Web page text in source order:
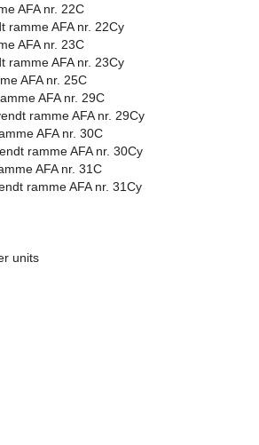
AFA nr. 22C
ramme AFA nr. 22Cy
AFA nr. 23C
ramme AFA nr. 23Cy
AFA nr. 25C
AFA nr. 29C
ramme AFA nr. 29Cy
AFA nr. 30C
ramme AFA nr. 30Cy
AFA nr. 31C
ramme AFA nr. 31Cy
units